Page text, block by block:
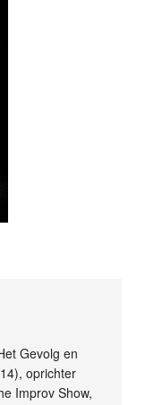
Gevolg en
oprichter
Improv Show,